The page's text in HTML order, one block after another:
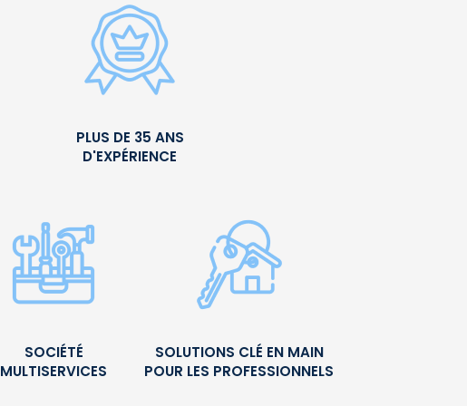
PLUS DE 35 ANS
D'EXPÉRIENCE
SOCIÉTÉ
MULTISERVICES
SOLUTIONS CLÉ EN MAIN
POUR LES PROFESSIONNELS